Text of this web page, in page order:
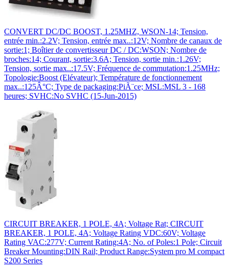
CONVERT DC/DC BOOST, 1.25MHZ, WSON-14; Tension,
entrée min.:2.2V; Tension, entrée max..:12V; Nombre de canaux de
sortie:1; Boîtier de convertisseur DC / DC:WSON; Nombre de
broches:14; Courant, sortie:3.6A; Tension, sortie min.:1.26V;
Tension, sortie max..:17.5V; Fréquence de commutation:1.25MHz;
Topologie:Boost (Elévateur); Température de fonctionnement
max..:125Â°C; Type de packaging:PiÃ¨ce; MSL:MSL 3 - 168
heures; SVHC:No SVHC (15-Jun-2015)
CIRCUIT BREAKER, 1 POLE, 4A; Voltage Rat; CIRCUIT
BREAKER, 1 POLE, 4A; Voltage Rating VDC:60V; Voltage
Rating VAC:277V; Current Rating:4A; No. of Poles:1 Pole; Circuit
Breaker Mounting:DIN Rail; Product Range:System pro M compact
S200 Series